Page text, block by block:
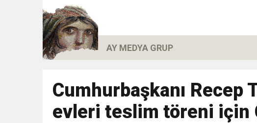
11:41
11:36 Hareketsiz yaşam diyabete neden
11:32 Dr. Öcük, karın germe estetiği ile
AY MEDYA GRUP
Cumhurbaşkanı Recep
evleri teslim töreni için